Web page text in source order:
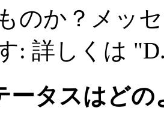
のか？メッ
: 詳しくは
ータスはどの